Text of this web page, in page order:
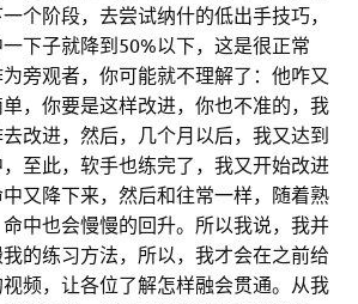
个阶段，去尝试纳什的低出手技巧，
下子就降到50%以下，这是很正常
旁观者，你可能就不理解了：他咋又
，你要是这样改进，你也不准的，我
改进，然后，几个月以后，我又达到
至此，软手也练完了，我又开始改进
又降下来，然后和往常一样，随着熟
中也会慢慢的回升。所以我说，我并
的练习方法，所以，我才会在之前给
频，让各位了解怎样融会贯通。从我